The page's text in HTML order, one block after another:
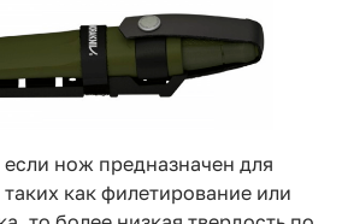
нож предназначен для
как филетирование или